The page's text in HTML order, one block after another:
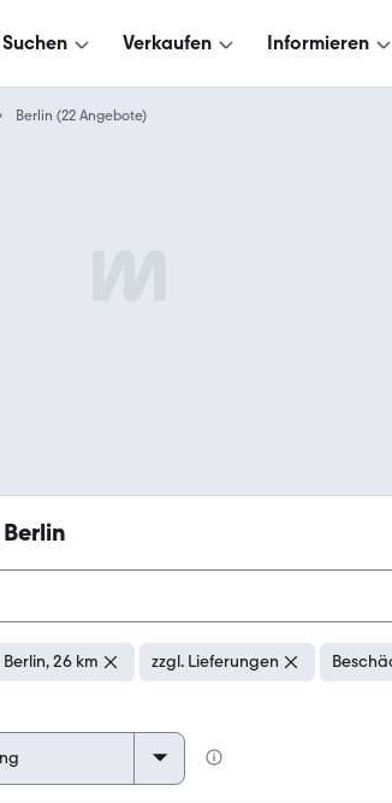
Suchen Verkaufen Informieren
Berlin (22 Angebote)
Berlin, 26 km zzgl. Lieferungen